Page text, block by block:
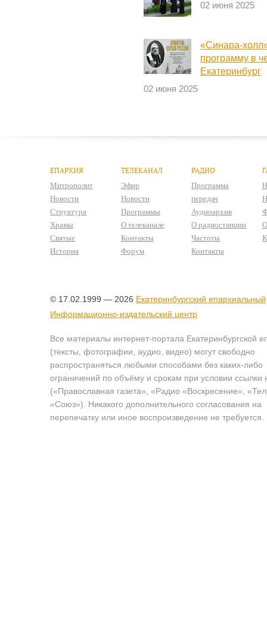
02 июня 2025
«Синара-
программу в
Екатеринбург
02 июня 2025
ЕПАРХИЯ
Митрополит
Новости
Структура
Храмы
Святые
История
ТЕЛЕКАНАЛ
Эфир
Новости
Программы
О телеканале
Контакты
Форум
РАДИО
Программа
передач
Аудиоархив
О радиостанции
Частоты
Контакты
© 17.02.1999 — 2026 Екатеринбургский епархиальный
Информационно-издательский центр
Все материалы интернет-портала Екатеринбургской
(тексты, фотографии, аудио, видео) могут свободно
распространяться любыми способами без каких-либо
ограничений по объёму и срокам при условии ссылки
(«Православная газета», «Радио «Воскресение»,
«Союз»). Никакого дополнительного согласования на
перепечатку или иное воспроизведение не требуется.